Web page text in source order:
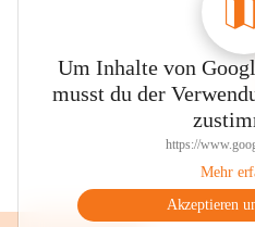
Um Inhalte von
musst du der
https://
Mehr
Akzeptieren